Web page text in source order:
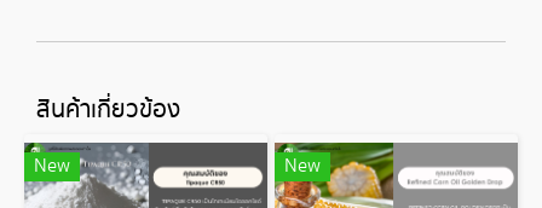
สินค้าเกี่ยวข้อง
New New